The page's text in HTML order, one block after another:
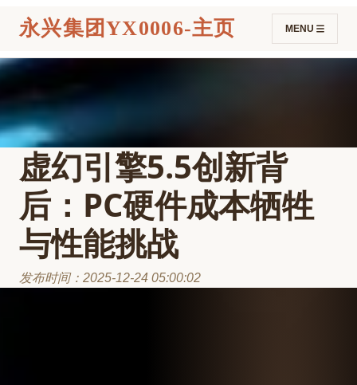
永兴集团YX0006-主页 MENU
虚幻引擎5.5创新背
后：PC硬件成本牺牲
与性能挑战
发布时间：2025-12-24 05:00:02